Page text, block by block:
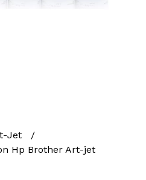
Jet
Hp Brother Art-jet